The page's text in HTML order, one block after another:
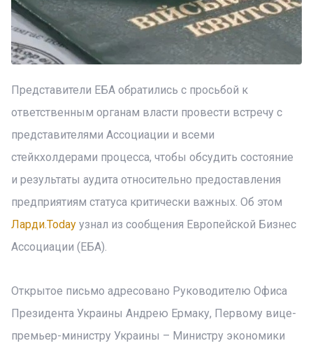
Представители ЕБА обратились с просьбой к
ответственным органам власти провести встречу с
представителями Ассоциации и всеми
стейкхолдерами процесса, чтобы обсудить состояние
и результаты аудита относительно предоставления
предприятиям статуса критически важных. Об этом
Ларди.Today узнал из сообщения Европейской Бизнес
Ассоциации (ЕБА).
Открытое письмо адресовано Руководителю Офиса
Президента Украины Андрею Ермаку, Первому вице-
премьер-министру Украины – Министру экономики